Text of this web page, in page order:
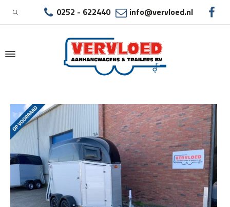
0252 - 622440 info@vervloed.nl